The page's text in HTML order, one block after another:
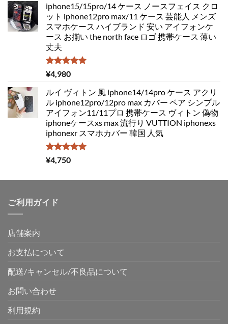
iphone15/15pro/14 ケース ノースフェイス クロ
ット iphone12pro max/11 ケース 芸能人 メンズ
スマホケース ハイブランド 安い アイフォンケ
ース お揃い the north face ロゴ 携帯ケース 薄い
丈夫
5段階中
5.00
¥4,980
ルイ ヴィトン 風 iphone14/14pro ケース アクリ
ル iphone12pro/12pro max カバー ペア シンプル
アイフォン11/11プロ 携帯ケース ヴィトン 偽物
iphoneケースxs max 流行り VUTTION iphonexs
iphonexr スマホカバー 韓国 人気
5段階中
5.00
¥4,750
ご利用ガイド
店舗案内
お支払について
配送/キャンセル/不良品について
お問い合わせ
利用規約